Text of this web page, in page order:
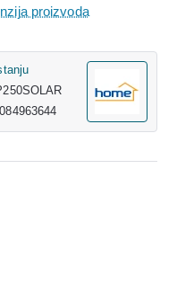
proizvoda